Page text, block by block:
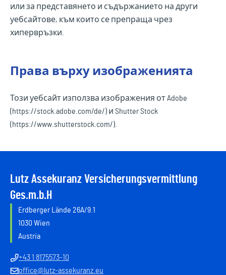
или за представянето и съдържанието на други
уебсайтове, към които се препраща чрез
хипервръзки.
Права върху изображенията
Този уебсайт използва изображения от Adobe
(https://stock.adobe.com/de/) и Shutter Stock
(https://www.shutterstock.com/).
Lutz Assekuranz Versicherungsvermittlung
Ges.m.b.H
Erdberger Lände 26A/9.1
1030 Wien
Austria
+43 1 8175573-10
office@lutz-assekuranz.eu